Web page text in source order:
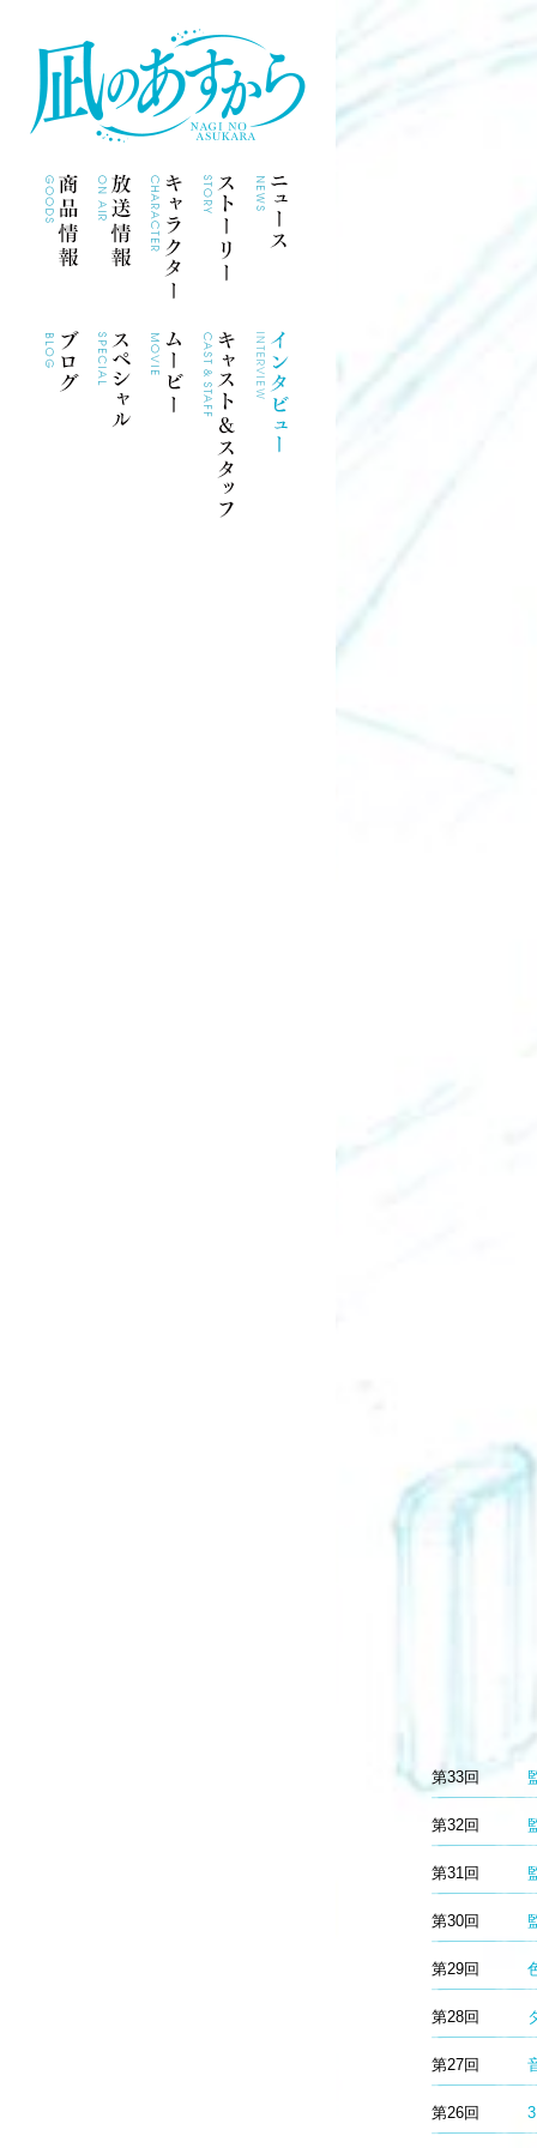
第33回
第32回
第31回
第30回
第29回
第28回
第27回
第26回